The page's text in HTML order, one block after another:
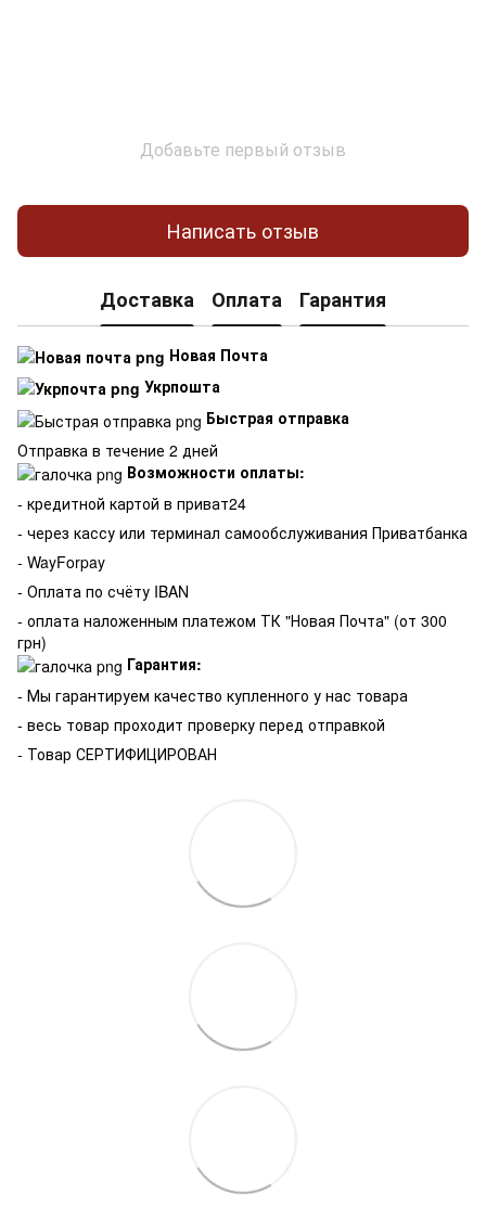
Добавьте первый отзыв
Написать отзыв
Доставка Оплата Гарантия
Новая Почта
Укрпошта
Быстрая отправка
Отправка в течение 2 дней
Возможности оплаты:
- кредитной картой в приват24
- через кассу или терминал самообслуживания Приватбанка
- WayForpay
- Оплата по счёту IBAN
- оплата наложенным платежом ТК "Новая Почта" (от 300
грн)
Гарантия:
- Мы гарантируем качество купленного у нас товара
- весь товар проходит проверку перед отправкой
- Товар СЕРТИФИЦИРОВАН